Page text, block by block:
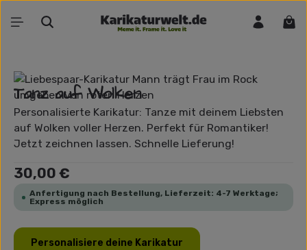
Zum Hauptinhalt springen
Bildergalerie überspringen
Tanz auf Wolken
Personalisierte Karikatur: Tanze mit deinem Liebsten
auf Wolken voller Herzen. Perfekt für Romantiker!
Jetzt zeichnen lassen. Schnelle Lieferung!
Regulärer Preis:
30,00 €
Anfertigung nach Bestellung, Lieferzeit: 4-7 Werktage;
Express möglich
Personalisiere deine Karikatur